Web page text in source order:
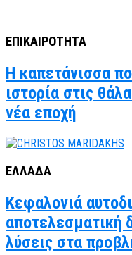
ΕΠΙΚΑΙΡΟΤΗΤΑ
Η καπετάνισσα
ιστορία στις
νέα εποχή
ΕΛΛΑΔΑ
Κεφαλονιά
αποτελεσματική
λύσεις στα